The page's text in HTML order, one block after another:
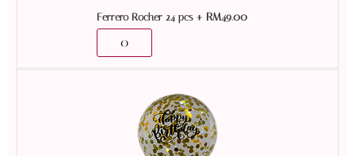
Ferrero Rocher 24 pcs+ RM49.00